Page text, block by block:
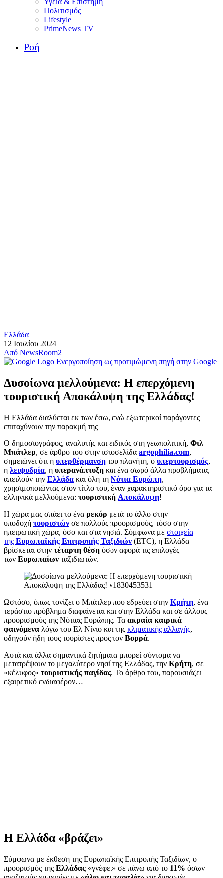
Υγεία & Επιστήμη
Πολιτισμός
Lifestyle
PrimeNews TV
Ροή
Ελλάδα
12 Ιουλίου 2024
Από NewsRoom2
Ενεργοποίηση ως προτιμώμενη πηγή στην Google
Δυσοίωνα μελλούμενα: Η επερχόμενη
τουριστική Αποκάλυψη της Ελλάδας!
Η Ελλάδα διαλύεται εκ των έσω, ενώ εξωτερικοί παράγοντες
επιταχύνουν την παρακμή της
Ο δημοσιογράφος, αναλυτής και ειδικός στη γεωπολιτική, Φιλ
Μπάτλερ, σε άρθρο του στην ιστοσελίδα argophilia.com,
σημειώνει ότι η υπερθέρμανση του πλανήτη, ο υπερτουρισμός,
η λειψυδρία, η υπερανάπτυξη και ένα σωρό άλλα προβλήματα,
απειλούν την Ελλάδα και όλη τη Νότια Ευρώπη,
χρησιμοποιώντας στον τίτλο του, έναν χαρακτηριστικό όρο για τα
ελληνικά μελλούμενα: τουριστική Αποκάλυψη!
Η χώρα μας σπάει το ένα ρεκόρ μετά το άλλο στην
υποδοχή τουριστών σε πολλούς προορισμούς, τόσο στην
ηπειρωτική χώρα, όσο και στα νησιά. Σύμφωνα με στοιχεία
της Ευρωπαϊκής Επιτροπής Ταξιδιών (ETC), η Ελλάδα
βρίσκεται στην τέταρτη θέση όσον αφορά τις επιλογές
των Ευρωπαίων ταξιδιωτών.
Ωστόσο, όπως τονίζει ο Μπάτλερ που εδρεύει στην Κρήτη, ένα
τεράστιο πρόβλημα διαφαίνεται και στην Ελλάδα και σε άλλους
προορισμούς της Νότιας Ευρώπης. Τα ακραία καιρικά
φαινόμενα λόγω του Ελ Νίνιο και της κλιματικής αλλαγής,
οδηγούν ήδη τους τουρίστες προς τον Βορρά.
Αυτά και άλλα σημαντικά ζητήματα μπορεί σύντομα να
μετατρέψουν το μεγαλύτερο νησί της Ελλάδας, την Κρήτη, σε
«κέλυφος» τουριστικής παγίδας. Το άρθρο του, παρουσιάζει
εξαιρετικό ενδιαφέρον…
Η Ελλάδα «βράζει»
Σύμφωνα με έκθεση της Ευρωπαϊκής Επιτροπής Ταξιδίων, ο
προορισμός της Ελλάδας «γνέφει» σε πάνω από το 11% όσων